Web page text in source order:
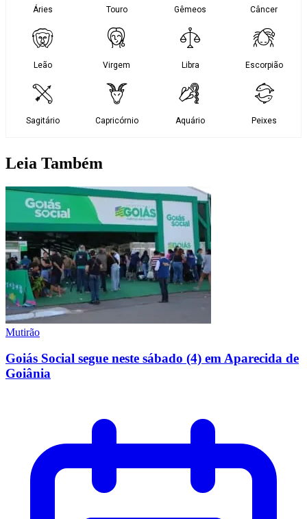
Leia Também
Mutirão
Goiás Social segue neste sábado (4) em Aparecida de
Goiânia